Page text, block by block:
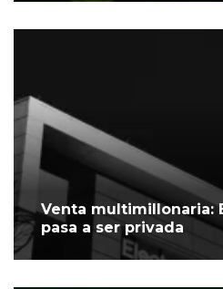
Venta multimillonaria:
pasa a ser privada